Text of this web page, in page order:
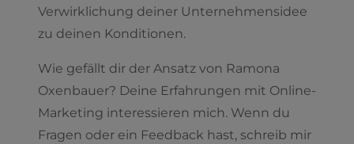
Verwirklichung deiner Unternehmensidee
zu deinen Konditionen.
Wie gefällt dir der Ansatz von Ramona
Oxenbauer? Deine Erfahrungen mit Online-
Marketing interessieren mich. Wenn du
Fragen oder ein Feedback hast, schreib mir